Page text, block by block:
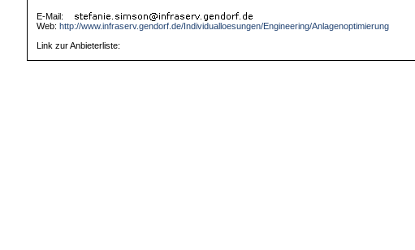
E-Mail:
Web: http://www.infraserv.gendorf.de/Individualloesungen/Engineering/Anlagenoptimierung
Link zur Anbieterliste: